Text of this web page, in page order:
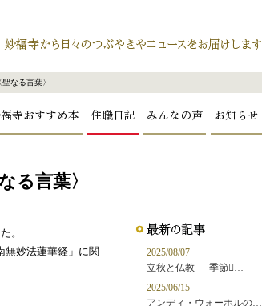
なる言葉〉
寺おすすめ本 住職日記 みんなの声 お知らせ
る言葉〉
。
妙法蓮華経」に関
2025/08/07
立秋と仏教──季節の̶…
2025/06/15
アンディ・ウォーホルの…